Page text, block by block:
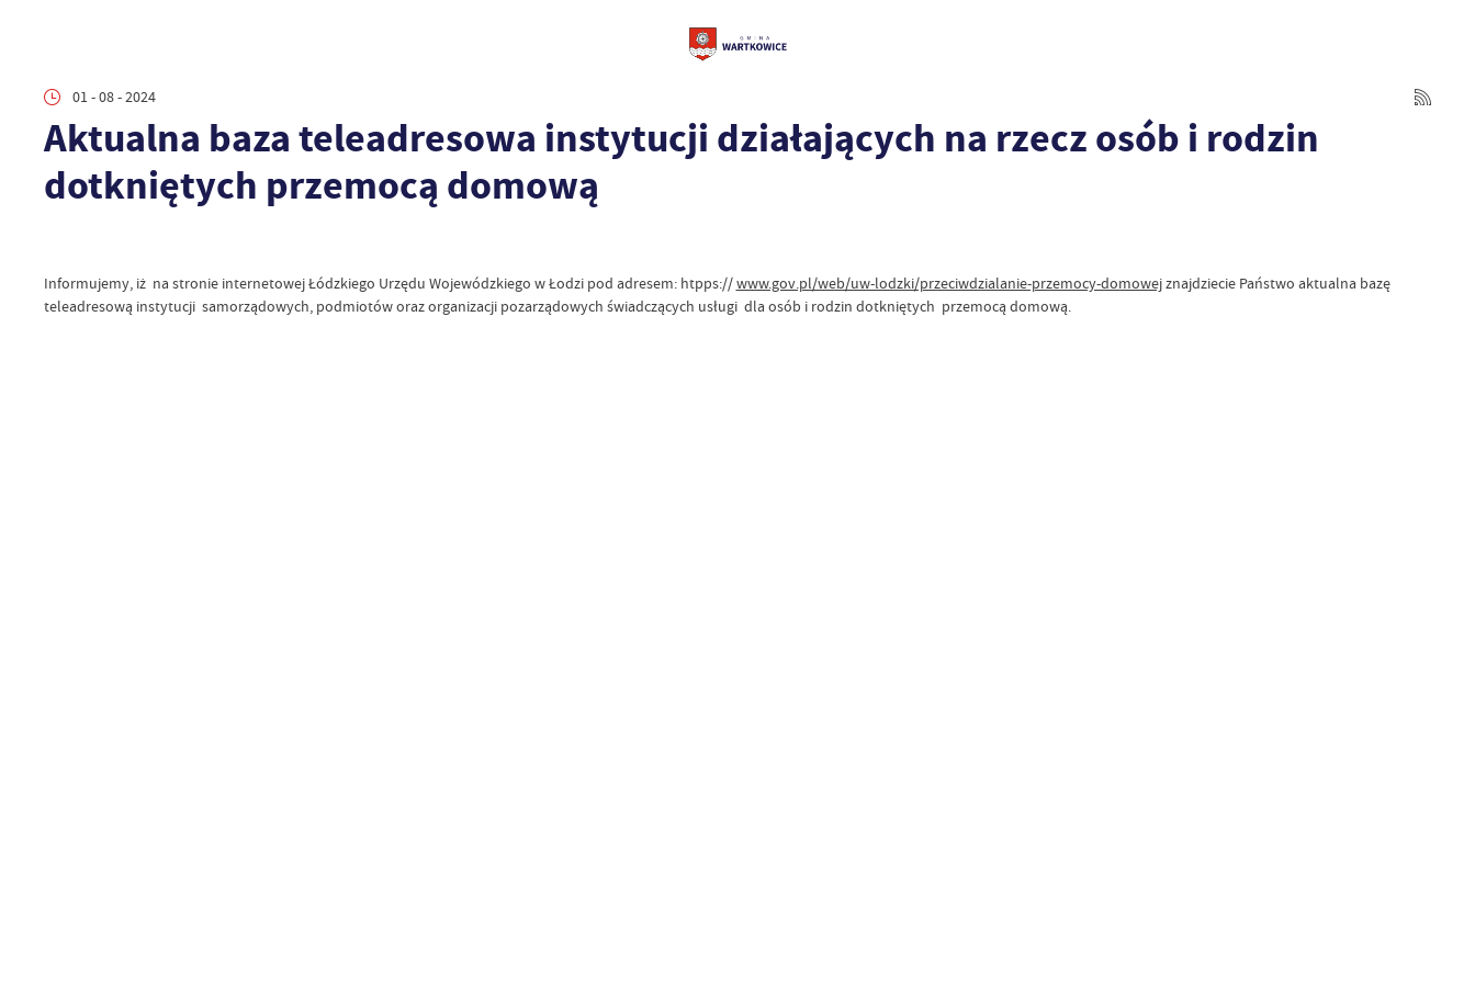
01 - 08 - 2024
Aktualna baza teleadresowa instytucji działających na rzecz osób i rodzin
dotkniętych przemocą domową
Informujemy, iż na stronie internetowej Łódzkiego Urzędu Wojewódzkiego w Łodzi pod adresem: htpps://www.gov.pl/web/uw-lodzki/przeciwdzialanie-przemocy-domowejznajdziecie Państwo aktualna bazę
teleadresową instytucji samorządowych, podmiotów oraz organizacji pozarządowych świadczących usługi dla osób i rodzin dotkniętych przemocą domową.